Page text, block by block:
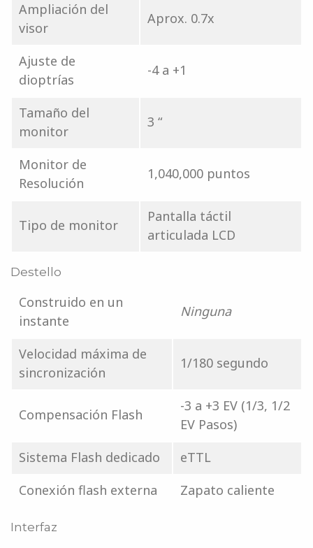
Ampliación del
visor
Aprox. 0.7x
Ajuste de
dioptrías
-4 a +1
Tamaño del
monitor
3 “
Monitor de
Resolución
1,040,000 puntos
Tipo de monitor
Pantalla táctil
articulada LCD
Destello
Construido en un
instante
Ninguna
Velocidad máxima de
sincronización
1/180 segundo
Compensación Flash
-3 a +3 EV (1/3, 1/2
EV Pasos)
Sistema Flash dedicado
eTTL
Conexión flash externa
Zapato caliente
Interfaz